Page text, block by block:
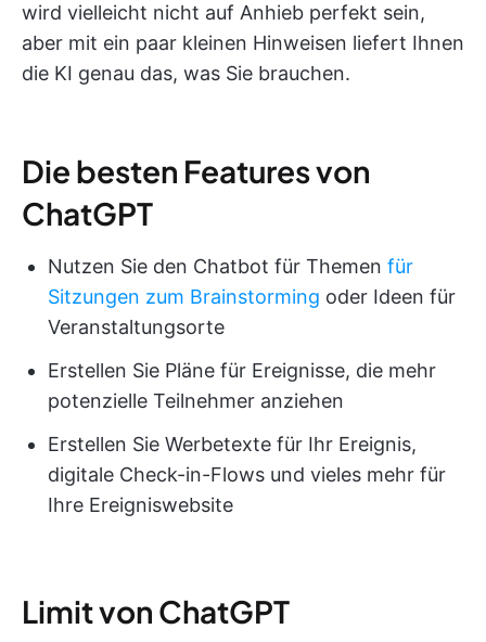
wird vielleicht nicht auf Anhieb perfekt sein,
aber mit ein paar kleinen Hinweisen liefert Ihnen
die KI genau das, was Sie brauchen.
Die besten Features von
ChatGPT
Nutzen Sie den Chatbot für Themen für
Sitzungen zum Brainstorming oder Ideen für
Veranstaltungsorte
Erstellen Sie Pläne für Ereignisse, die mehr
potenzielle Teilnehmer anziehen
Erstellen Sie Werbetexte für Ihr Ereignis,
digitale Check-in-Flows und vieles mehr für
Ihre Ereigniswebsite
Limit von ChatGPT